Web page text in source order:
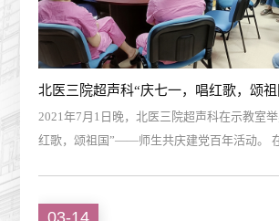
2021年7月1日晚，北医三院超声科在示教室
红歌，颂祖国”——师生共庆建党百年活动。 在这个特殊的日子
03-14